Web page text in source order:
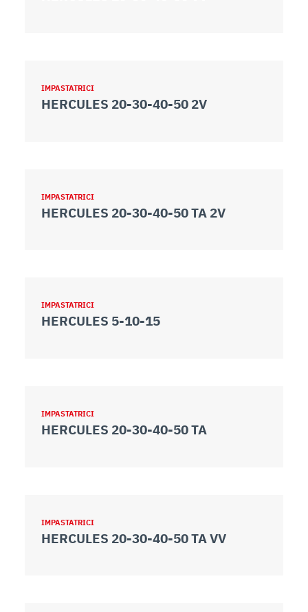
IMPASTATRICI
HERCULES 20-30-40-50 2V
IMPASTATRICI
HERCULES 20-30-40-50 TA 2V
IMPASTATRICI
HERCULES 5-10-15
IMPASTATRICI
HERCULES 20-30-40-50 TA
IMPASTATRICI
HERCULES 20-30-40-50 TA VV